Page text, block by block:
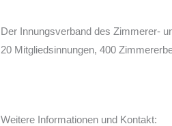
Der Innungsverband des Zimmerer-
20 Mitgliedsinnungen, 400
Weitere Informationen und Kontakt: